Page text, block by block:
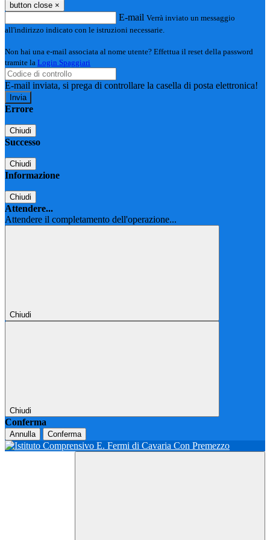
button close ×
E-mail Verrà inviato un messaggio
all'indirizzo indicato con le istruzioni necessarie.
Non hai una e-mail associata al nome utente? Effettua il reset della password
tramite la Login Spaggiari
E-mail inviata, si prega di controllare la casella di posta elettronica!
Errore
Chiudi
Successo
Chiudi
Informazione
Chiudi
Attendere...
Attendere il completamento dell'operazione...
Chiudi
Chiudi
Conferma
Annulla Conferma